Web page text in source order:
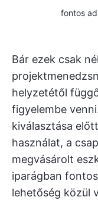
fontos
Bár ezek csak
helyzetétől
figyelembe
kiválasztása
használat, a
megvásárolt
iparágban
lehetőség közül